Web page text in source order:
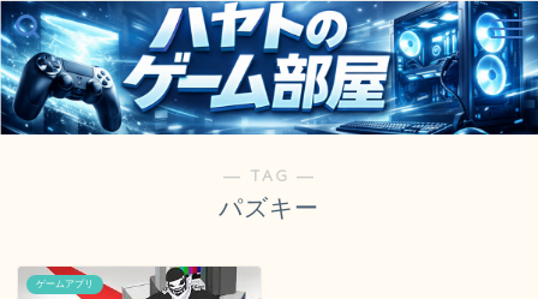
― TAG ―
パズキー
ゲームアプリ